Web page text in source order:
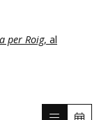
per Roig, al